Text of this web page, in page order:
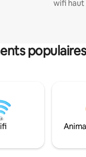
wifi haut